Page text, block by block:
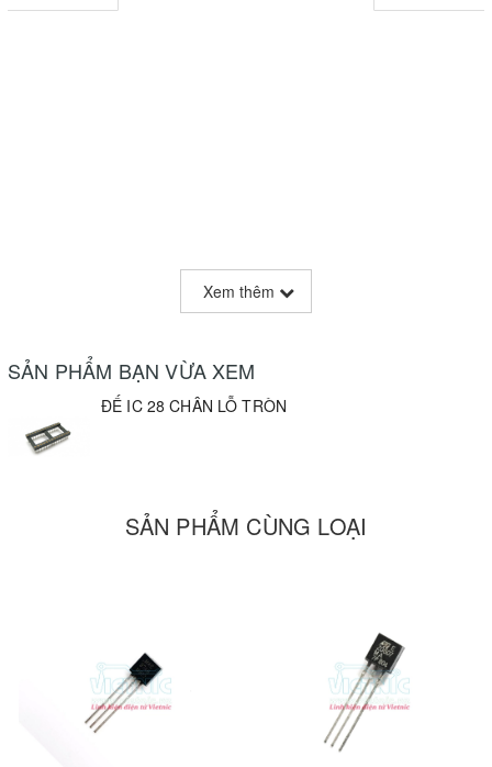
Xem thêm
SẢN PHẨM BẠN VỪA XEM
ĐẾ IC 28 CHÂN LỖ TRÒN
SẢN PHẨM CÙNG LOẠI